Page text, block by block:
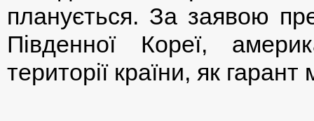
планується. За заявою
Південної Кореї,
території країни, як гарант